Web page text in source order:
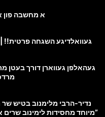
א מחשבה פון
געוואלדיגע השגחה פרטית!! |
געהאלפן געווארן דורך בעטן
נדיר-הרבי מלימנוב בטיש שר
מיוחד מחסידות לימינוב שרים את השיר “השיבנו”